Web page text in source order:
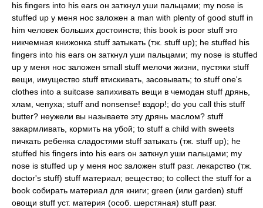
his fingers into his ears он заткнул уши пальцами; my nose is
stuffed up у меня нос заложен a man with plenty of good stuff in
him человек больших достоинств; this book is poor stuff это
никчемная книжонка stuff затыкать (тж. stuff up); he stuffed his
fingers into his ears он заткнул уши пальцами; my nose is stuffed
up у меня нос заложен small stuff мелочи жизни, пустяки stuff
вещи, имущество stuff втискивать, засовывать; to stuff one's
clothes into a suitcase запихивать вещи в чемодан stuff дрянь,
хлам, чепуха; stuff and nonsense! вздор!; do you call this stuff
butter? неужели вы называете эту дрянь маслом? stuff
закармливать, кормить на убой; to stuff a child with sweets
пичкать ребенка сладостями stuff затыкать (тж. stuff up); he
stuffed his fingers into his ears он заткнул уши пальцами; my
nose is stuffed up у меня нос заложен stuff разг. лекарство (тж.
doctor's stuff) stuff материал; вещество; to collect the stuff for a
book собирать материал для книги; green (или garden) stuff
овощи stuff уст. материя (особ. шерстяная) stuff разг.